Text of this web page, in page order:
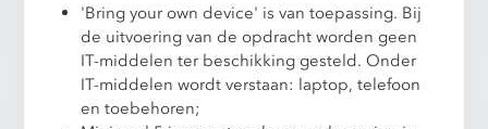
'Bring your own device' is van toepassing. Bij
de uitvoering van de opdracht worden geen
IT-middelen ter beschikking gesteld. Onder
IT-middelen wordt verstaan: laptop, telefoon
en toebehoren;